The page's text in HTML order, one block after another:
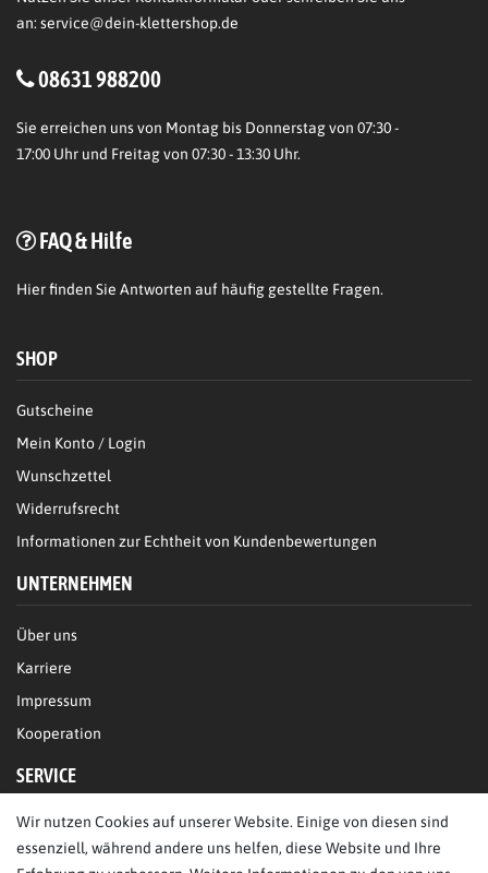
an: service@dein-klettershop.de
08631 988200
Sie erreichen uns von Montag bis Donnerstag von 07:30 -
17:00 Uhr und Freitag von 07:30 - 13:30 Uhr.
FAQ & Hilfe
Hierfinden Sie Antworten auf häufig gestellte Fragen.
SHOP
Gutscheine
Mein Konto / Login
Wunschzettel
Widerrufsrecht
Informationen zur Echtheit von Kundenbewertungen
UNTERNEHMEN
Über uns
Karriere
Impressum
Kooperation
SERVICE
FAQ/Hilfe
Wir nutzen Cookies auf unserer Website. Einige von diesen sind
essenziell, während andere uns helfen, diese Website und Ihre